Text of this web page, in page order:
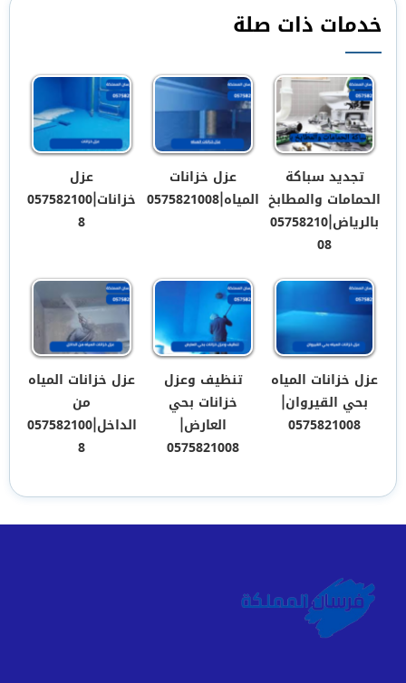
خدمات ذات صلة
تجديد سباكة
الحمامات والمطابخ
بالرياض|05758210
08
عزل خزانات
المياه|0575821008
عزل
خزانات|057582100
8
عزل خزانات المياه
بحي القيروان|
0575821008
تنظيف وعزل
خزانات بحي
العارض|
0575821008
عزل خزانات المياه
من
الداخل|057582100
8